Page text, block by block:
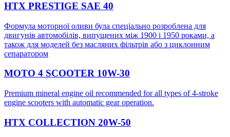
HTX PRESTIGE SAE 40
Формула моторної оливи була спеціально розроблена для
двигунів автомобілів, випущених між 1900 і 1950 роками, а
також для моделей без масляних фільтрів або з циклонним
сепаратором
MOTO 4 SCOOTER 10W-30
Premium mineral engine oil recommended for all types of 4-stroke
engine scooters with automatic gear operation.
HTX COLLECTION 20W-50